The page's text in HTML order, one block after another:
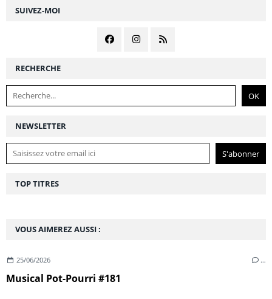
NEWSLETTER
SUIVEZ-MOI
RECHERCHE
VOUS AIMEREZ AUSSI :
25/06/2026 …
Musical Pot-Pourri #181
TOP TITRES